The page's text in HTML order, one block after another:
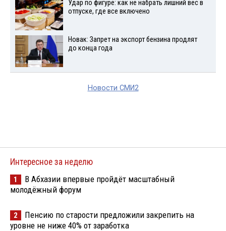
Удар по фигуре: как не набрать лишний вес в
отпуске, где все включено
Новак: Запрет на экспорт бензина продлят
до конца года
Новости СМИ2
Интересное за неделю
1
В Абхазии впервые пройдёт масштабный
молодёжный форум
2
Пенсию по старости предложили закрепить на
уровне не ниже 40% от заработка